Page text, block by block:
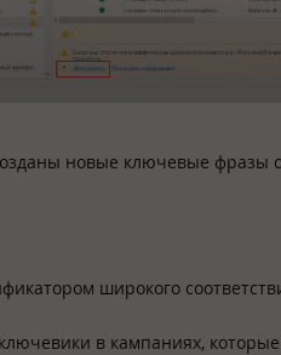
новые ключевые фразы
широкого
в кампаниях,